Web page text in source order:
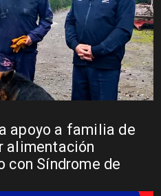
apoyo a familia de
alimentación
con Síndrome de